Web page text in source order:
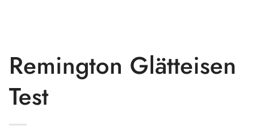
Remington Glätteisen
Test